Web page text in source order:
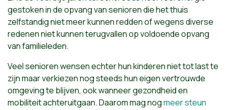
gestoken in de opvang van senioren die het thuis
zelfstandig niet meer kunnen redden of wegens diverse
redenen niet kunnen terugvallen op voldoende opvang
van familieleden.
Veel senioren wensen echter hun kinderen niet tot last te
zijn maar verkiezen nog steeds hun eigen vertrouwde
omgeving te blijven, ook wanneer gezondheid en
mobiliteit achteruitgaan. Daarom mag nogmeer steun